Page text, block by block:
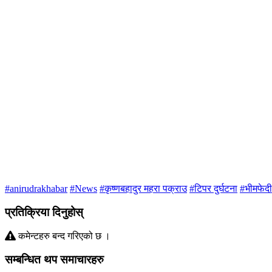
#anirudrakhabar #News #कृष्णबहादुर महरा पक्राउ #टिपर दुर्घटना #भीमफेदी
प्रतिक्रिया दिनुहोस्
कमेन्टहरु बन्द गरिएको छ ।
सम्बन्धित थप समाचारहरु